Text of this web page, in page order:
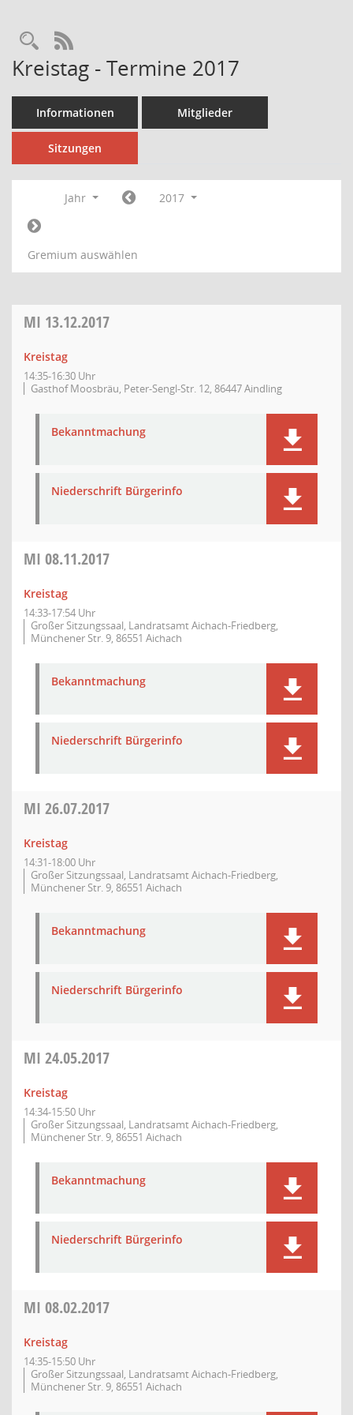
Rechercheauswahl
RSS-Feed
Kreistag - Termine 2017
Informationen Mitglieder
Sitzungen
Jahr 2017
Gremium auswählen
MI 13.12.2017
Kreistag
14:35-16:30 Uhr
Gasthof Moosbräu, Peter-Sengl-Str. 12, 86447 Aindling
Bekanntmachung
Niederschrift Bürgerinfo
MI 08.11.2017
Kreistag
14:33-17:54 Uhr
Großer Sitzungssaal, Landratsamt Aichach-Friedberg,
Münchener Str. 9, 86551 Aichach
Bekanntmachung
Niederschrift Bürgerinfo
MI 26.07.2017
Kreistag
14:31-18:00 Uhr
Großer Sitzungssaal, Landratsamt Aichach-Friedberg,
Münchener Str. 9, 86551 Aichach
Bekanntmachung
Niederschrift Bürgerinfo
MI 24.05.2017
Kreistag
14:34-15:50 Uhr
Großer Sitzungssaal, Landratsamt Aichach-Friedberg,
Münchener Str. 9, 86551 Aichach
Bekanntmachung
Niederschrift Bürgerinfo
MI 08.02.2017
Kreistag
14:35-15:50 Uhr
Großer Sitzungssaal, Landratsamt Aichach-Friedberg,
Münchener Str. 9, 86551 Aichach